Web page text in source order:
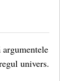
univers.